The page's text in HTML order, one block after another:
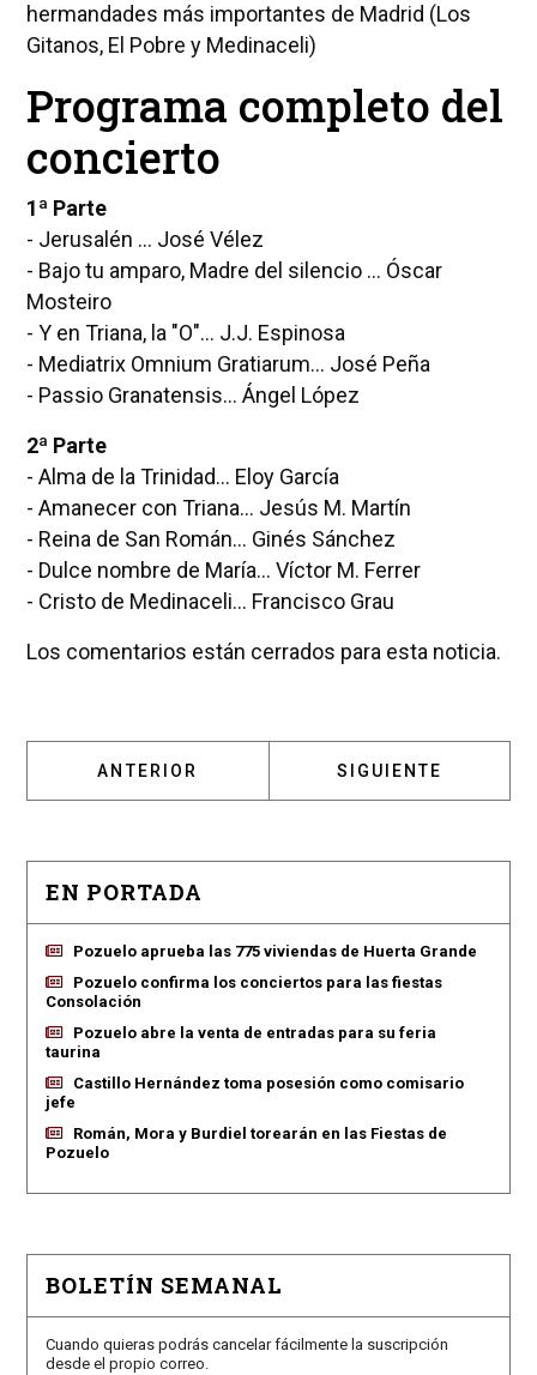
hermandades más importantes de Madrid (Los
Gitanos, El Pobre y Medinaceli)
Programa completo del
concierto
1ª Parte
- Jerusalén ... José Vélez
- Bajo tu amparo, Madre del silencio ... Óscar
Mosteiro
- Y en Triana, la "O"... J.J. Espinosa
- Mediatrix Omnium Gratiarum... José Peña
- Passio Granatensis... Ángel López
2ª Parte
- Alma de la Trinidad... Eloy García
- Amanecer con Triana... Jesús M. Martín
- Reina de San Román... Ginés Sánchez
- Dulce nombre de María... Víctor M. Ferrer
- Cristo de Medinaceli... Francisco Grau
Los comentarios están cerrados para esta noticia.
ARTÍCULO ANTERIOR: ESTUDIO ABIERTO,
ANTERIOR ARTÍCULO
SIGUIENTE
EN PORTADA
Pozuelo aprueba las 775 viviendas de Huerta Grande
Pozuelo confirma los conciertos para las fiestas
Consolación
Pozuelo abre la venta de entradas para su feria
taurina
Castillo Hernández toma posesión como comisario
jefe
Román, Mora y Burdiel torearán en las Fiestas de
Pozuelo
BOLETÍN SEMANAL
Cuando quieras podrás cancelar fácilmente la suscripción
desde el propio correo.